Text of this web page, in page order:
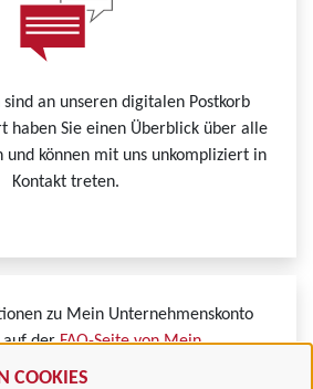
COOKIES
an unseren digitalen Postkorb
haben Sie einen Überblick über alle
und können mit uns unkompliziert in
Kontakt treten.
zu Mein Unternehmenskonto
auf derFAQ-Seite von Mein